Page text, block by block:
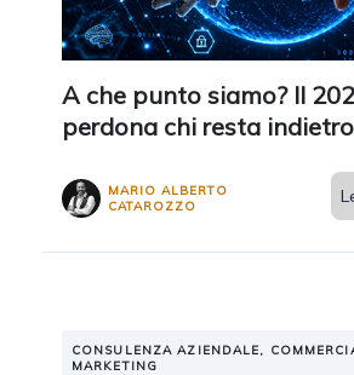
A che punto siamo? Il
perdona chi resta indietro
MARIO ALBERTO
CATAROZZO
CONSULENZA AZIENDALE,
MARKETING